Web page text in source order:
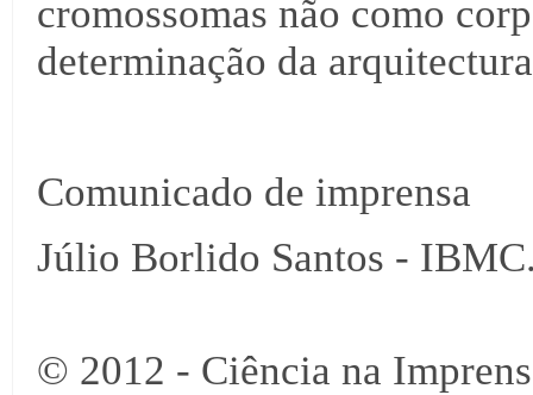
cromossomas não como
determinação da
Comunicado de imprensa
Júlio Borlido Santos -
© 2012 - Ciência na